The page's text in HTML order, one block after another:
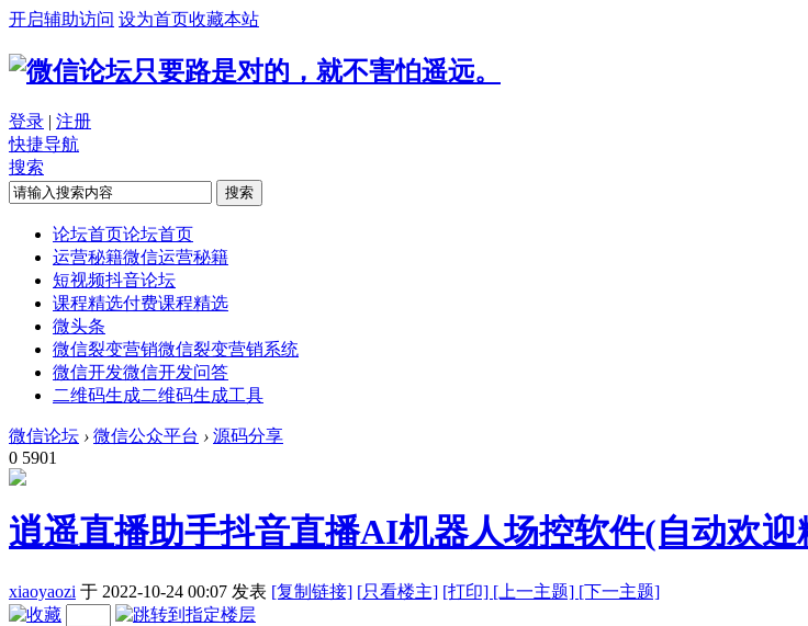
开启辅助访问 设为首页收藏本站
只要路是对的，就不害怕遥远。
登录 | 注册
快捷导航
搜索
搜索
论坛首页论坛首页
运营秘籍微信运营秘籍
短视频抖音论坛
课程精选付费课程精选
微头条
微信裂变营销微信裂变营销系统
微信开发微信开发问答
二维码生成二维码生成工具
微信论坛 › 微信公众平台 › 源码分享
0 5901
逍遥直播助手抖音直播AI机器人场控软件(自动欢迎
xiaoyaozi 于 2022-10-24 00:07 发表 [复制链接] [只看楼主] [打印] [上一主题] [下一主题]